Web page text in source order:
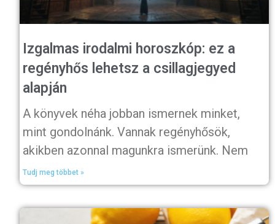
Izgalmas irodalmi horoszkóp: ez a
regényhős lehetsz a csillagjegyed
alapján
A könyvek néha jobban ismernek minket,
mint gondolnánk. Vannak regényhősök,
akikben azonnal magunkra ismerünk. Nem
Tudj meg többet »